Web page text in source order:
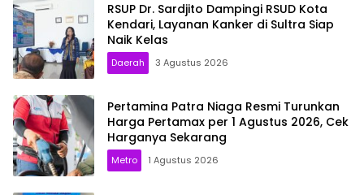
RSUP Dr. Sardjito Dampingi RSUD Kota
Kendari, Layanan Kanker di Sultra Siap
Naik Kelas
Daerah 3 Agustus 2026
Pertamina Patra Niaga Resmi Turunkan
Harga Pertamax per 1 Agustus 2026, Cek
Harganya Sekarang
Metro 1 Agustus 2026